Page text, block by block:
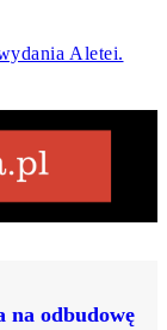
Aletei.
na odbudowę